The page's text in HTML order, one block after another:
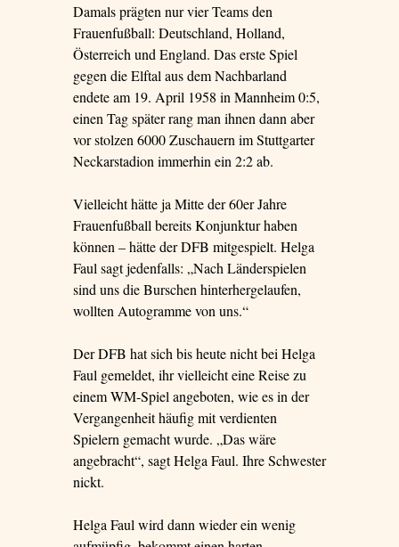
Damals prägten nur vier Teams den
Frauenfußball: Deutschland, Holland,
Österreich und England. Das erste Spiel
gegen die Elftal aus dem Nachbarland
endete am 19. April 1958 in Mannheim 0:5,
einen Tag später rang man ihnen dann aber
vor stolzen 6000 Zuschauern im Stuttgarter
Neckarstadion immerhin ein 2:2 ab.
Vielleicht hätte ja Mitte der 60er Jahre
Frauenfußball bereits Konjunktur haben
können – hätte der DFB mitgespielt. Helga
Faul sagt jedenfalls: „Nach Länderspielen
sind uns die Burschen hinterhergelaufen,
wollten Autogramme von uns.“
Der DFB hat sich bis heute nicht bei Helga
Faul gemeldet, ihr vielleicht eine Reise zu
einem WM-Spiel angeboten, wie es in der
Vergangenheit häufig mit verdienten
Spielern gemacht wurde. „Das wäre
angebracht“, sagt Helga Faul. Ihre Schwester
nickt.
Helga Faul wird dann wieder ein wenig